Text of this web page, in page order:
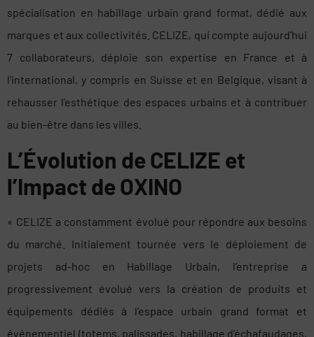
spécialisation en habillage urbain grand format, dédié aux
marques et aux collectivités. CELIZE, qui compte aujourd’hui
7 collaborateurs, déploie son expertise en France et à
l’international, y compris en Suisse et en Belgique, visant à
rehausser l’esthétique des espaces urbains et à contribuer
au bien-être dans les villes.
L’Évolution de CELIZE et
l’Impact de OXINO
« CELIZE a constamment évolué pour répondre aux besoins
du marché. Initialement tournée vers le déploiement de
projets ad-hoc en Habillage Urbain, l’entreprise a
progressivement évolué vers la création de produits et
équipements dédiés à l’espace urbain grand format et
événementiel (totems, palissades, habillage d’échafaudages,